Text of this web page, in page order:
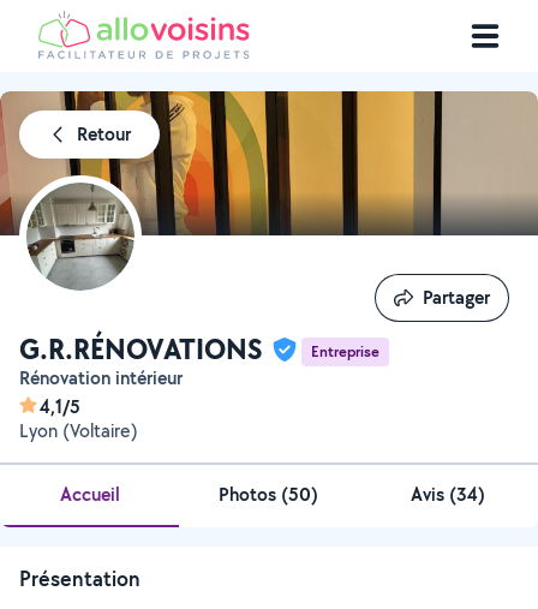
Retour
G.R.RÉNOVATIONS Entreprise
Rénovation intérieur
4,1/5
Lyon (Voltaire)
Partager
Partager
Accueil Photos (50) Avis (34)
Présentation